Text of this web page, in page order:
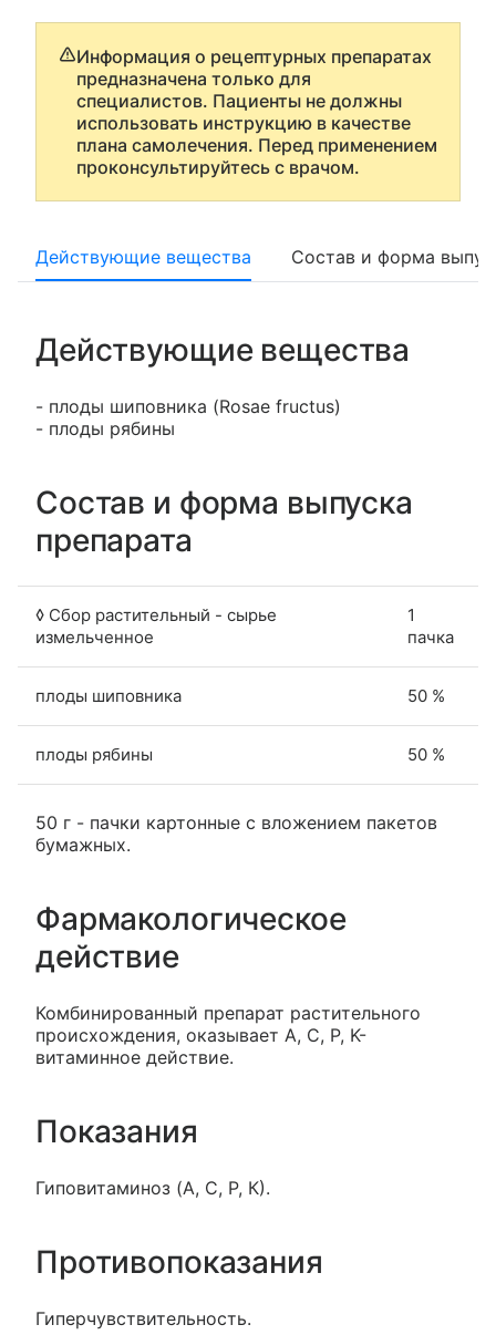
Информация о рецептурных препаратах
предназначена только для
специалистов. Пациенты не должны
использовать инструкцию в качестве
плана самолечения. Перед применением
проконсультируйтесь с врачом.
Действующие вещества Состав и форма
Действующие вещества
- плоды шиповника (Rosae fructus)
- плоды рябины
Состав и форма выпуска
препарата
◊ Сбор растительный - сырье
измельченное
1
пачка
плоды шиповника 50 %
плоды рябины 50 %
50 г - пачки картонные с вложением пакетов
бумажных.
Фармакологическое
действие
Комбинированный препарат растительного
происхождения, оказывает A, C, Р, K-
витаминное действие.
Показания
Гиповитаминоз (A, C, Р, К).
Противопоказания
Гиперчувствительность.